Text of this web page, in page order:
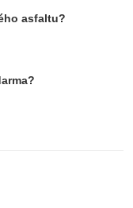
asfaltu?